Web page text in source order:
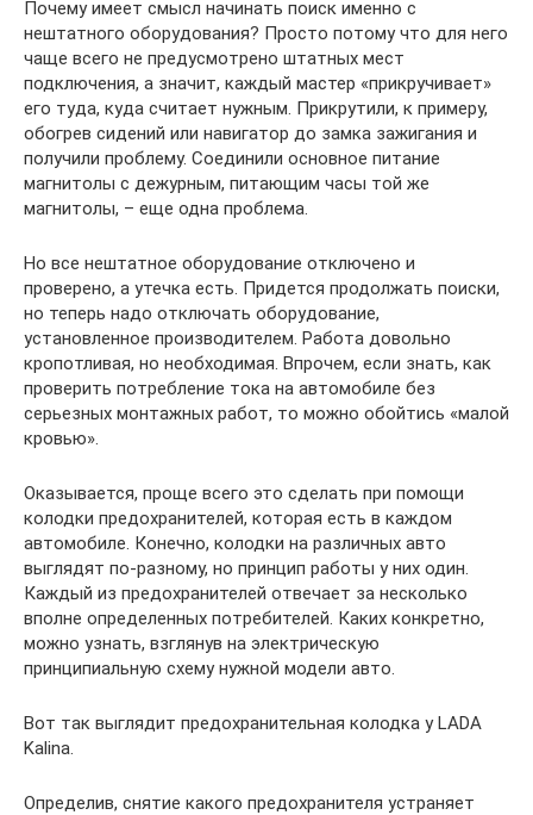
Почему имеет смысл начинать поиск именно с
нештатного оборудования? Просто потому что для него
чаще всего не предусмотрено штатных мест
подключения, а значит, каждый мастер «прикручивает»
его туда, куда считает нужным. Прикрутили, к примеру,
обогрев сидений или навигатор до замка зажигания и
получили проблему. Соединили основное питание
магнитолы с дежурным, питающим часы той же
магнитолы, – еще одна проблема.
Но все нештатное оборудование отключено и
проверено, а утечка есть. Придется продолжать поиски,
но теперь надо отключать оборудование,
установленное производителем. Работа довольно
кропотливая, но необходимая. Впрочем, если знать, как
проверить потребление тока на автомобиле без
серьезных монтажных работ, то можно обойтись «малой
кровью».
Оказывается, проще всего это сделать при помощи
колодки предохранителей, которая есть в каждом
автомобиле. Конечно, колодки на различных авто
выглядят по-разному, но принцип работы у них один.
Каждый из предохранителей отвечает за несколько
вполне определенных потребителей. Каких конкретно,
можно узнать, взглянув на электрическую
принципиальную схему нужной модели авто.
Вот так выглядит предохранительная колодка у LADA
Kalina.
Определив, снятие какого предохранителя устраняет